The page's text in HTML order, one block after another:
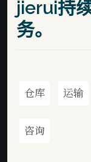
jierui持
务。
仓库 运输
咨询